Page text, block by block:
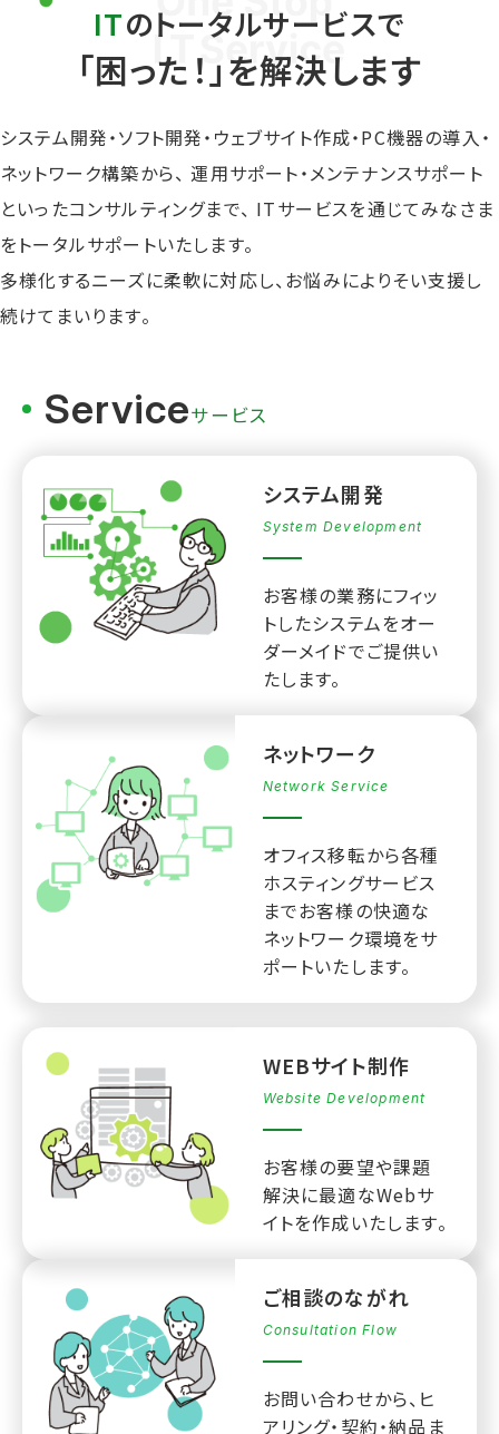
ITのトータルサービスで
「困った！」を解決します
システム開発・ソフト開発・ウェブサイト作成・PC機器の導入・
ネットワーク構築から、 運用サポート・メンテナンスサポート
といったコンサルティングまで、 ITサービスを通じてみなさま
をトータルサポートいたします。
多様化するニーズに柔軟に対応し、お悩みによりそい支援し
続けてまいります。
Serviceサービス
システム開発
System Development
お客様の業務にフィッ
トしたシステムをオー
ダーメイドでご提供い
たします。
ネットワーク
Network Service
オフィス移転から各種
ホスティングサービス
までお客様の快適な
ネットワーク環境をサ
ポートいたします。
WEBサイト制作
Website Development
お客様の要望や課題
解決に最適なWebサ
イトを作成いたします。
ご相談のながれ
Consultation Flow
お問い合わせから、ヒ
アリング・契約・納品ま